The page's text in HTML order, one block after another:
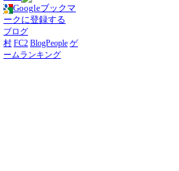
Googleブックマ
ークに登録する
ブログ
村 FC2 BlogPeople ゲ
ームランキング